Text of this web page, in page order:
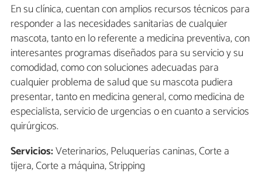
En su clínica, cuentan con amplios recursos técnicos para
responder a las necesidades sanitarias de cualquier
mascota, tanto en lo referente a medicina preventiva, con
interesantes programas diseñados para su servicio y su
comodidad, como con soluciones adecuadas para
cualquier problema de salud que su mascota pudiera
presentar, tanto en medicina general, como medicina de
especialista, servicio de urgencias o en cuanto a servicios
quirúrgicos.
Servicios:Veterinarios, Peluquerías caninas, Corte a
tijera, Corte a máquina, Stripping